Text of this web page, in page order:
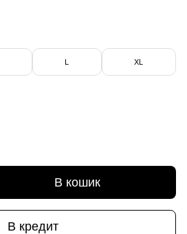
L XL
В кошик
В кредит